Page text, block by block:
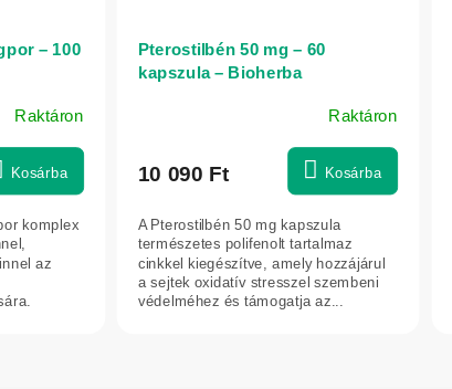
– 100
Raktáron
Kosárba
komplex
az
Pterostilbén 50 mg – 60
kapszula – Bioherba
Raktáron
10 090 Ft Kosárba
A Pterostilbén 50 mg kapszula
természetes polifenolt tartalmaz
cinkkel kiegészítve, amely hozzájárul
a sejtek oxidatív stresszel szembeni
védelméhez és támogatja az...